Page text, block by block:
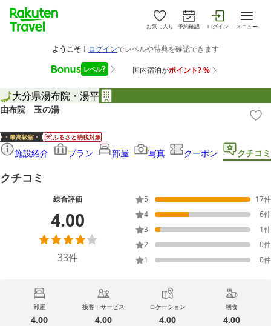
お気に入り 予約確認 ログイン メニュー
大分県湯布院・湯平
由布院 玉の湯
ふるさと納税対象
施設紹介 プラン 部屋 写真 クーポン クチコミ
クチコミ
総合評価
4.00
33件
5 17件
4
6件
3
1件
2
0件
1
0件
部屋
4.00
接客・サービス
4.00
ロケーション
4.00
朝食
4.00